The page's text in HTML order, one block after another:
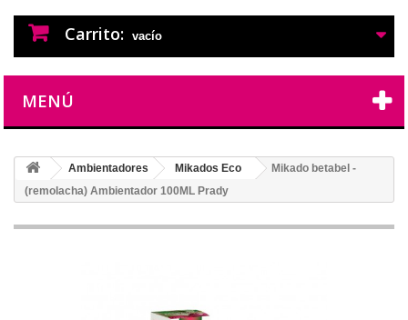
Carrito: vacío
MENÚ
Ambientadores Mikados Eco
Mikado betabel -
(remolacha) Ambientador 100ML Prady